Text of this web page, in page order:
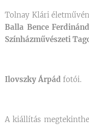
Tolnay Klári
Balla Bence
Színházművészeti
Ilovszky Árpád fotói.
A kiállítás